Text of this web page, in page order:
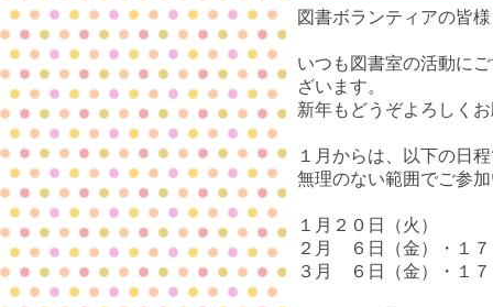
図書ボランティアの皆様
いつも図書室の活動に
ざいます。
新年もどうぞよろしく
１月からは、以下の日
無理のない範囲でご参
１月２０日（火）
２月 ６日（金）・１７
３月 ６日（金）・１７